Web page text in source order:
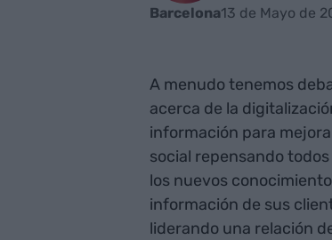
Barcelona13 de Mayo de
A menudo tenemos
acerca de la
información para
social repensando
los nuevos
información de sus
liderando una relación